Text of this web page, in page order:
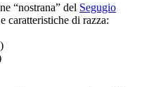
“nostrana” del Segugio
caratteristiche di razza: